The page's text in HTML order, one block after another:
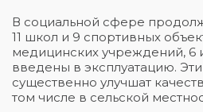
В социальной сфере
11 школ и 9 спортивных
медицинских учреждений, 6
введены в эксплуатацию.
существенно улучшат
том числе в сельской